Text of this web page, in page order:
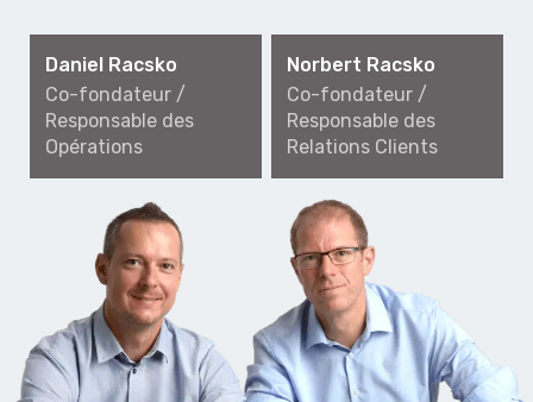
Daniel Racsko
Co-fondateur /
Responsable des
Opérations
Norbert Racsko
Co-fondateur /
Responsable des
Relations Clients